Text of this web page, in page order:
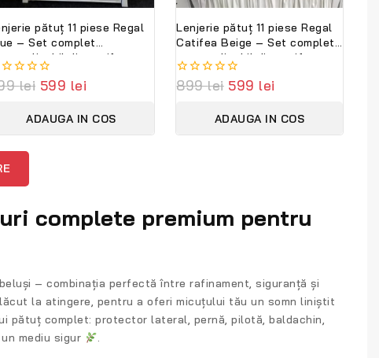
pătuț 11 piese Regal
– Set complet
din catifea
și bumbac premium
lei 599 lei
ADAUGA IN COS
Lenjerie pătuț 11 piese Regal
Catifea Beige – Set complet
personalizabil din catifea
moale și bumbac natural
PeppiBambini
0
899lei 599 lei
ADAUGA IN COS
complete premium pentru
– combinația perfectă între rafinament, siguranță și
la atingere, pentru a oferi micuțului tău un somn liniștit
pătuț complet:protector lateral, pernă, pilotă, baldachin,
mediu sigur .